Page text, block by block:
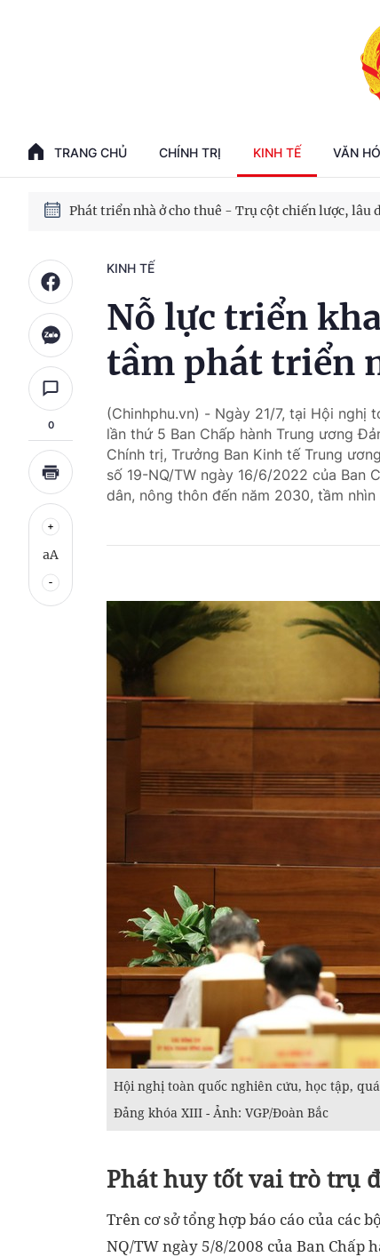
TRANG CHỦ CHÍNH TRỊ KINH TẾ VĂN
Phát triển kinh tế nhà nước trong kỷ nguyên mới
Phát triển nhà ở cho thuê - Trụ cột chiến lược, lâu
0
aA
KINH TẾ
Nỗ lực triển
tầm phát triển
(Chinhphu.vn) - Ngày 21/7, tại Hội nghị
lần thứ 5 Ban Chấp hành Trung ương
Chính trị, Trưởng Ban Kinh tế Trung
số 19-NQ/TW ngày 16/6/2022 của Ban
dân, nông thôn đến năm 2030, tầm
Hội nghị toàn quốc nghiên cứu, học tập,
Đảng khóa XIII - Ảnh: VGP/Đoàn Bắc
Phát huy tốt vai trò trụ
Trên cơ sở tổng hợp báo cáo của các
NQ/TW ngày 5/8/2008 của Ban Chấp